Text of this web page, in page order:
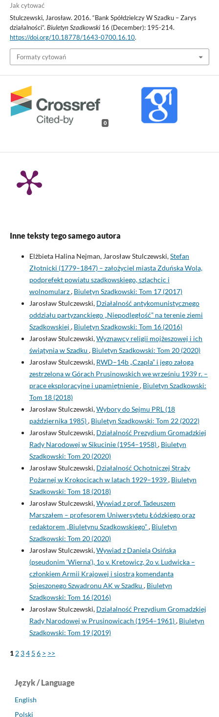
Jak cytować
Stulczewski, Jarosław. 2016. “Bank Spółdzielczy W Szadku – Zarys
działalności”. Biuletyn Szadkowski16 (December): 195-214.
https://doi.org/10.18778/1643-0700.16.10.
Formaty cytowań
0
Inne teksty tego samego autora
Elżbieta Halina Nejman, Jarosław Stulczewski,Stefan
Złotnicki (1779–1847) – założyciel miasta Zduńska Wola,
podprefekt powiatu szadkowskiego, szlachcic i
wolnomularz, Biuletyn Szadkowski: Tom 17 (2017)
Jarosław Stulczewski, Działalność antykomunistycznego
oddziału partyzanckiego „Niepodległość” na terenie ziemi
Szadkowskiej , Biuletyn Szadkowski: Tom 16 (2016)
Jarosław Stulczewski,Wyznawcy religii mojżeszowej i ich
świątynia w Szadku , Biuletyn Szadkowski: Tom 20 (2020)
Jarosław Stulczewski, RWD–14b „Czapla” i jego załoga
zestrzelona w Górach Prusinowskich we wrześniu 1939 r. –
prace eksploracyjne i upamiętnienie, Biuletyn Szadkowski:
Tom 18 (2018)
Jarosław Stulczewski,Wybory do Sejmu PRL (18
października 1985), Biuletyn Szadkowski: Tom 22 (2022)
Jarosław Stulczewski, Działalność Prezydium Gromadzkiej
Rady Narodowej w Sikucinie (1954–1958), Biuletyn
Szadkowski: Tom 20 (2020)
Jarosław Stulczewski, Działalność Ochotniczej Straży
Pożarnej w Krokocicach w latach 1929–1939, Biuletyn
Szadkowski: Tom 18 (2018)
Jarosław Stulczewski,Wywiad z prof. Tadeuszem
Marszałem – profesorem Uniwersytetu Łódzkiego oraz
redaktorem „Biuletynu Szadkowskiego”, Biuletyn
Szadkowski: Tom 20 (2020)
Jarosław Stulczewski,Wywiad z Danielą Osińską
(pseudonim ‘Wierna’), 1o v. Kretowicz, 2o v. Ludwicka –
członkiem Armii Krajowej i siostrą komendanta
Spieszonego Szwadronu AK w Szadku , Biuletyn
Szadkowski: Tom 16 (2016)
Jarosław Stulczewski, Działalność Prezydium Gromadzkiej
Rady Narodowej w Prusinowicach (1954–1961), Biuletyn
Szadkowski: Tom 19 (2019)
1 2 34 5 6 > >>
Język / Language
English
Polski